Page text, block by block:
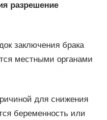
разрешение
заключения брака
местными органами
для снижения
беременность или